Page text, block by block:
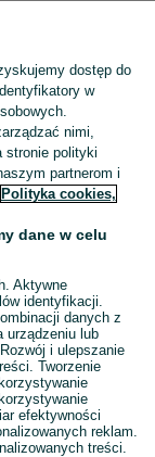
Skorzystaj z największego serwisu ogłoszeniowego - Minkowice Oławskie i okolice! Kupuj to, czego pragniesz i sprzedawaj to, czego już nie potrzebujesz! Zobacz
dostęp do
w
nimi,
stronie polityki
partnerom i
Polityka cookies,
dane w celu
Aktywne
identyfikacji.
danych z
urządzeniu lub
i ulepszanie
Tworzenie
efektywności
reklam.
treści.